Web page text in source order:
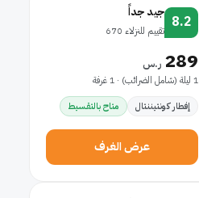
8.2
جيد جداً
تقييم للنزلاء 670
289 ر.س
1 ليلة (شامل الضرائب) · 1 غرفة
إفطار كونتيننتال
متاح بالتقسيط
عرض الغرف